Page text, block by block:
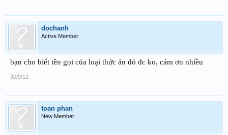
dochanh
Active Member
bạn cho biết tên gọi của loại thức ăn đó đc ko, cảm ơn nhiều
30/9/12
toan phan
New Member